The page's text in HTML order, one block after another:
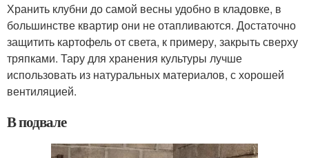
Хранить клубни до самой весны удобно в кладовке, в
большинстве квартир они не отапливаются. Достаточно
защитить картофель от света, к примеру, закрыть сверху
тряпками. Тару для хранения культуры лучше
использовать из натуральных материалов, с хорошей
вентиляцией.
В подвале